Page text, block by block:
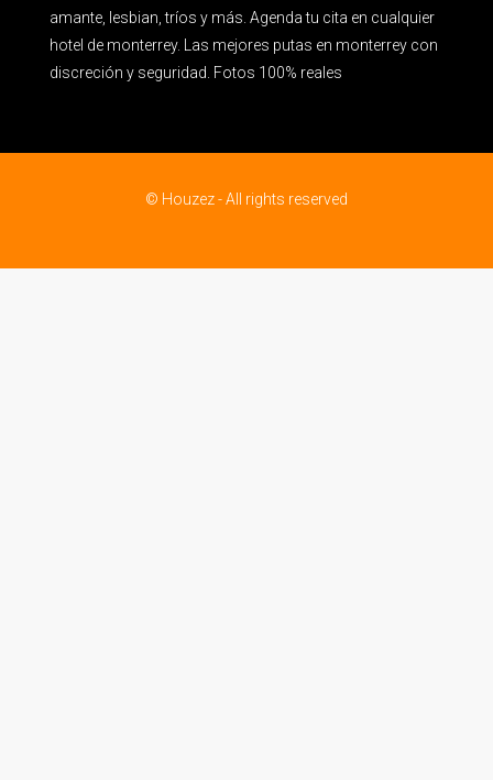
amante, lesbian, tríos y más. Agenda tu cita en cualquier
hotel de monterrey. Las mejores putas en monterrey con
discreción y seguridad. Fotos 100% reales
© Houzez - All rights reserved